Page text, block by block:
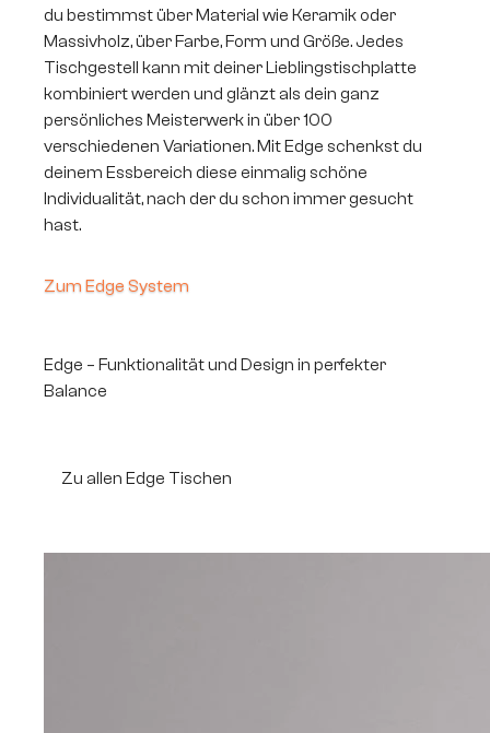
du bestimmst über Material wie Keramik oder
Massivholz, über Farbe, Form und Größe. Jedes
Tischgestell kann mit deiner Lieblingstischplatte
kombiniert werden und glänzt als dein ganz
persönliches Meisterwerk in über 100
verschiedenen Variationen. Mit Edge schenkst du
deinem Essbereich diese einmalig schöne
Individualität, nach der du schon immer gesucht
hast.
Zum Edge System
Edge – Funktionalität und Design in perfekter
Balance
Zu allen Edge Tischen